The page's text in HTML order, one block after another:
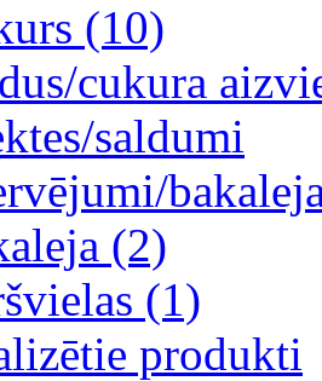
(10)
cukura
saldumi
(2)
(1)
produkti